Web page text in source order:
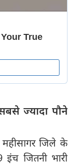
ज्यादा पौने
जिले के
इंच जितनी भारी